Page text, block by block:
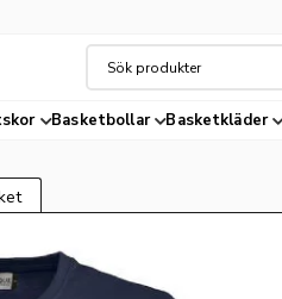
Basketbollar Basketkläder